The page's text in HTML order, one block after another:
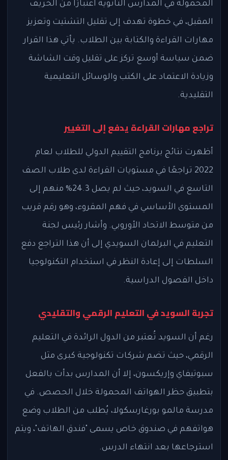
المحمولة في المدارس الثانوية اعتبارًا من الخريف
المقبل، في خطوة تهدف إلى تقليل التشتيت وتعزيز
مهارات القراءة والكتابة بين الطلاب. يأتي هذا القرار
ضمن سياسة أوسع تركز على تقليل وقت الشاشة
وزيادة الاعتماد على الكتب والوسائل التعليمية
التقليدية.
تراجع مهارات القراءة يدفع إلى التغيير
أظهرت نتائج برنامج التقييم الدولي للطلاب لعام
2022 تراجعًا في مستويات القراءة لدى طلاب الصف
التاسع في السويد، حيث لم يصل 24.3% منهم إلى
المستوى الأساسي في فهم المقروء، وهو رقم قريب
من متوسط الاتحاد الأوروبي. وأشار رئيس لجنة
التعليم في البرلمان السويدي إلى أن هذا التراجع دفع
السلطات إلى إعادة النظر في استخدام التكنولوجيا
داخل الفصول الدراسية.
تجربة السويد في التعليم الرقمي والتقليدي
رغم أن السويد تُعتبر من الدول الرائدة في التعليم
الرقمي، حيث تضم شركات تكنولوجية كبرى مثل
سبوتيفاي وإريكسون، إلا أن المدارس بدأت بالفعل
بتطبيق حظر الهواتف المحمولة خلال الحصص. في
مدرسة مالمو بورغارسكولا، يُطلب من الطلاب وضع
هواتفهم في صندوق خاص يسمى "فندق الهاتف"، ويتم
استرجاعها بعد انتهاء الدرس.